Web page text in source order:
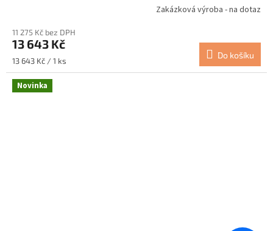
Zakázková výroba - na dotaz
11 275 Kč bez DPH
13 643 Kč
Měrná
cena:
13 643 Kč / 1 ks
Do košíku
Novinka